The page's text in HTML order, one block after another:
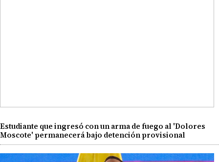
Estudiante que ingresó con un arma de fuego al 'Dolores
Moscote' permanecerá bajo detención provisional